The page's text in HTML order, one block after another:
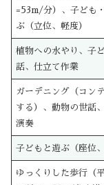
=53m/分）、子ども
ぶ（立位、軽度）
植物への水やり、子
話、仕立て作業
ガーデニング（コン
する）、動物の世話
演奏
子どもと遊ぶ（座位、
ゆっくりした歩行（